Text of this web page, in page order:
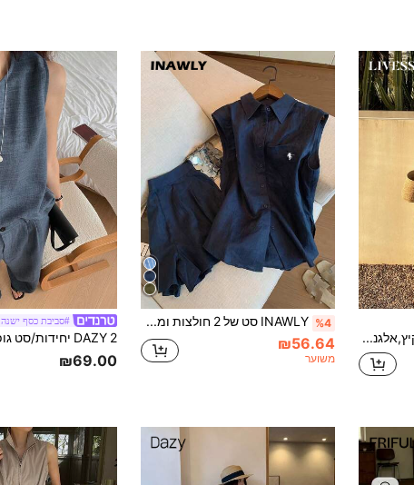
Livesso כחול נייבי,קיץ,אלגנטי,חופשה,חג,סט 2 חלקים עם מראה ג'ינס,בליזר ללא שרוולים,קרדיגן,חולצה&חצאית פליאטס A-Line,סטים למסעות ולמנוחה לנשים
%4 INAWLY סט של 2 חולצות ומכנסיים קצרים לקיץ לנשים
₪56.64
משוער
#סביבת כסף ישנה
₪69.00